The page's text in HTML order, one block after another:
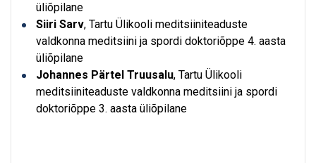
üliõpilane
Siiri Sarv, Tartu Ülikooli meditsiiniteaduste
valdkonna meditsiini ja spordi doktoriõppe 4. aasta
üliõpilane
Johannes Pärtel Truusalu, Tartu Ülikooli
meditsiiniteaduste valdkonna meditsiini ja spordi
doktoriõppe 3. aasta üliõpilane